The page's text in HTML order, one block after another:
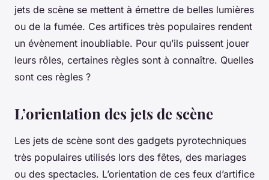
jets de scène se mettent à émettre de belles lumières
ou de la fumée. Ces artifices très populaires rendent
un évènement inoubliable. Pour qu’ils puissent jouer
leurs rôles, certaines règles sont à connaître. Quelles
sont ces règles ?
L’orientation des jets de scène
Les jets de scène sont des gadgets pyrotechniques
très populaires utilisés lors des fêtes, des mariages
ou des spectacles. L’orientation de ces feux d’artifice